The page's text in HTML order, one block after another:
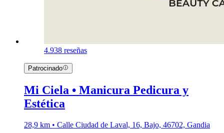
4.938 reseñas
Patrocinado
Mi Ciela • Manicura Pedicura y
Estética
28,9 km • Calle Ciudad de Laval, 16, Bajo, 46702, Gandia